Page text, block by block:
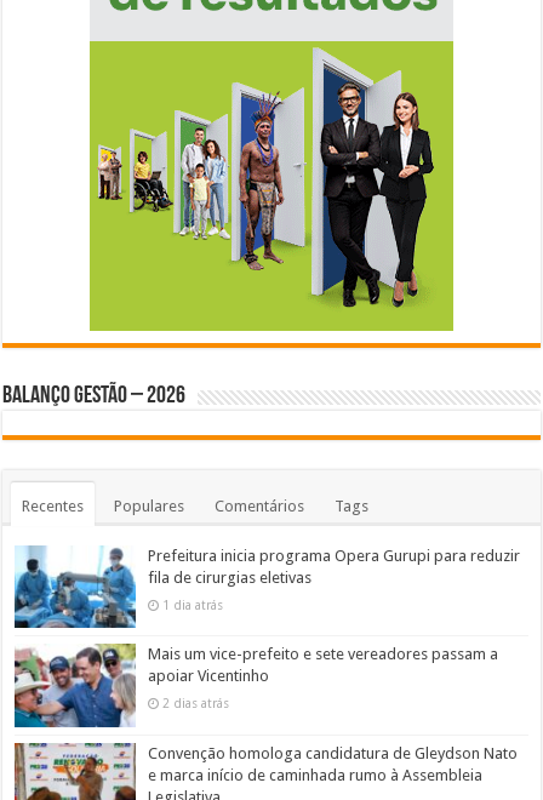
BALANÇO GESTÃO – 2026
Recentes Populares Comentários Tags
Prefeitura inicia programa Opera Gurupi para reduzir
fila de cirurgias eletivas
1 dia atrás
Mais um vice-prefeito e sete vereadores passam a
apoiar Vicentinho
2 dias atrás
Convenção homologa candidatura de Gleydson Nato
e marca início de caminhada rumo à Assembleia